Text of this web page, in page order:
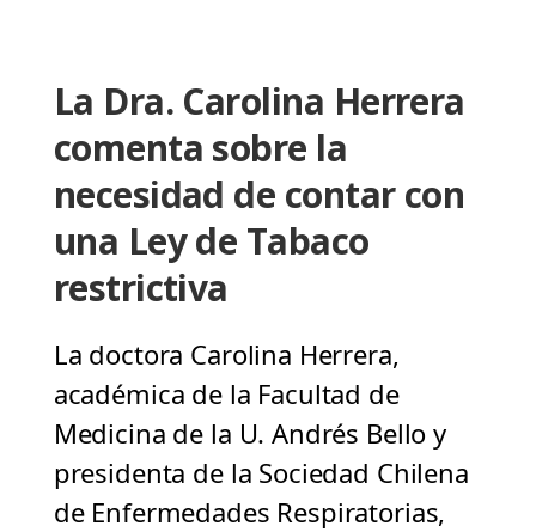
La Dra. Carolina Herrera
comenta sobre la
necesidad de contar con
una Ley de Tabaco
restrictiva
La doctora Carolina Herrera,
académica de la Facultad de
Medicina de la U. Andrés Bello y
presidenta de la Sociedad Chilena
de Enfermedades Respiratorias,